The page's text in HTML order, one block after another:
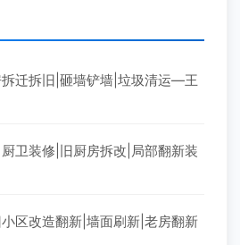
迁拆旧|砸墙铲墙|垃圾清运—王
卫装修|旧厨房拆改|局部翻新装
区改造翻新|墙面刷新|老房翻新